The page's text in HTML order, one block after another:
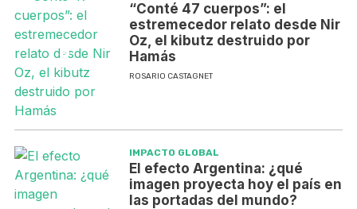
“Conté 47 cuerpos”: el
estremecedor relato desde Nir
Oz, el kibutz destruido por
Hamás
ROSARIO CASTAGNET
IMPACTO GLOBAL
El efecto Argentina: ¿qué
imagen proyecta hoy el país en
las portadas del mundo?